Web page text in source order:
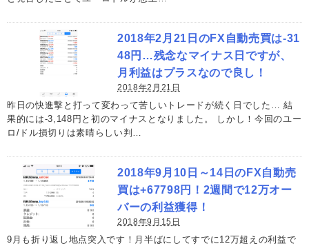
2018年2月21日のFX自動売買は-31
48円…残念なマイナス日ですが、
月利益はプラスなので良し！
2018年2月21日
昨日の快進撃と打って変わって苦しいトレードが続く日でした… 結
果的には-3,148円と初のマイナスとなりました。 しかし！今回のユー
ロ/ドル損切りは素晴らしい判…
2018年9月10日～14日のFX自動売
買は+67798円！2週間で12万オー
バーの利益獲得！
2018年9月15日
9月も折り返し地点突入です！月半ばにしてすでに12万超えの利益で